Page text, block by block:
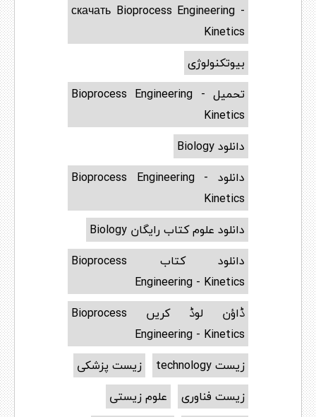
скачать Bioprocess Engineering -
Kinetics
بیوتکنولوژی
تحميل Bioprocess Engineering -
Kinetics
دانلود Biology
دانلود Bioprocess Engineering -
Kinetics
دانلود علوم کتاب رایگان Biology
دانلود کتاب Bioprocess
Engineering - Kinetics
ڈاؤن لوڈ کریں Bioprocess
Engineering - Kinetics
زیست technology
زیست پزشکی
زیست فناوری
علوم زیستی